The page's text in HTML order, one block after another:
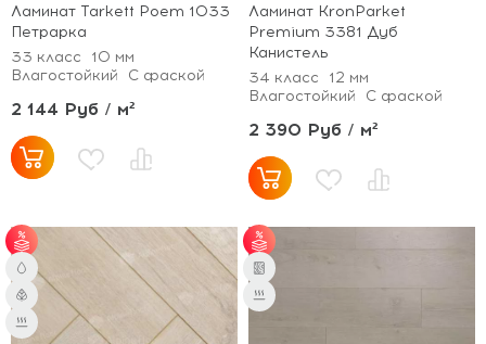
Ламинат Tarkett Poem 1033
Петрарка
33 класс
10 мм
Влагостойкий
С фаской
2 144 Руб / м²
Ламинат KronParket
Premium 3381 Дуб
Канистель
34 класс
12 мм
Влагостойкий
С фаской
2 390 Руб / м²
от 65 м² - скидка 7%;
от 101 м² - скидка
10%.